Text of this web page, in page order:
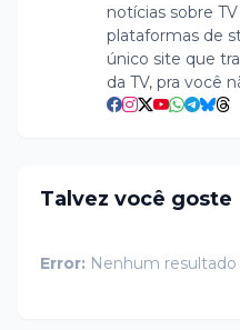
notícias sobre
plataformas de
único site que
da TV, pra você
Talvez você goste
Error: Nenhum